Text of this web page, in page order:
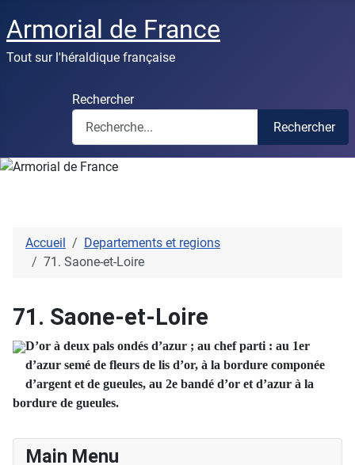
Armorial de France
Tout sur l'héraldique française
Rechercher
Rechercher
Accueil
Departements et regions
71. Saone-et-Loire
71. Saone-et-Loire
D’or à deux pals ondés d’azur ; au chef parti : au 1er
d’azur semé de fleurs de lis d’or, à la bordure componée
d’argent et de gueules, au 2e bandé d’or et d’azur à la
bordure de gueules.
Main Menu